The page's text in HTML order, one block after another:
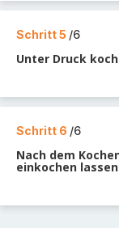
Schritt 5 /6
Unter Druck
Schritt 6 /6
Nach dem
einkochen